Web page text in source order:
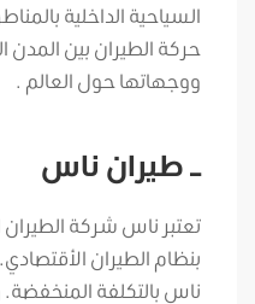
السياحية الداخلية
حركة الطيران بين المدن
ووجهاتها حول العالم .
– طيران ناس
تعتبر ناس شركة الطيران
بنظام الطيران
ناس بالتكلفة